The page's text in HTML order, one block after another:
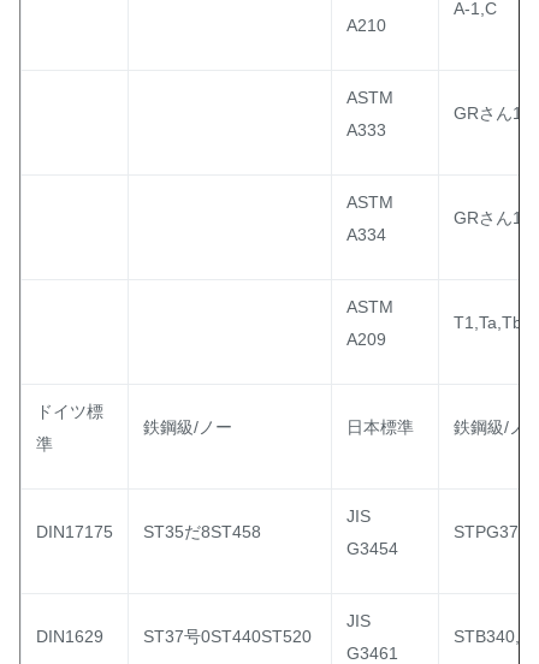
A210
A-1,C
ASTM
A333
GRさん
ASTM
A334
GRさん
ASTM
A209
T1,Ta,Tb
ドイツ標
準
鉄鋼級/ノー 日本標準 鉄鋼級/ノ
DIN17175 ST35だ8ST458
JIS
G3454
DIN1629 ST37号0ST440ST520
JIS
G3461